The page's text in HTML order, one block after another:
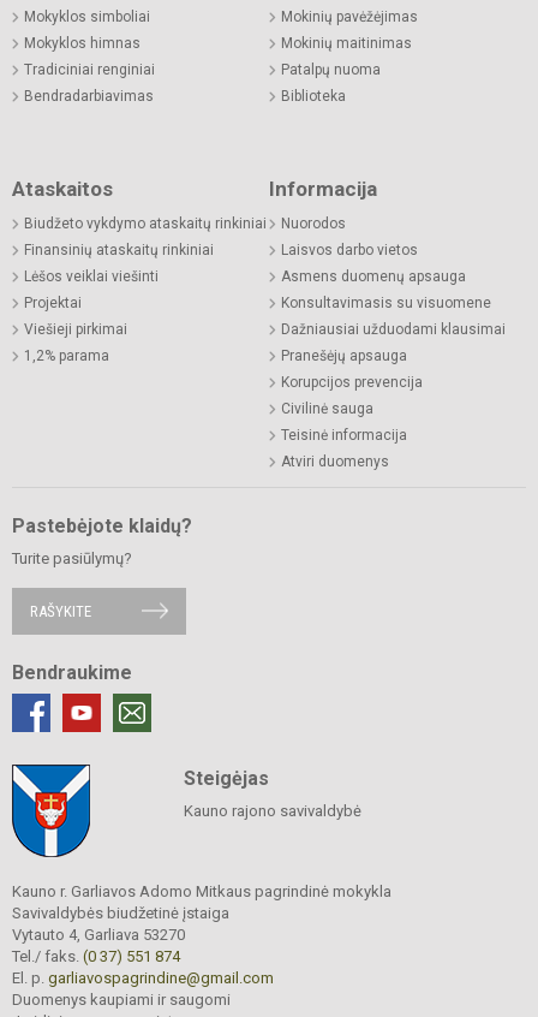
Mokyklos simboliai
Mokyklos himnas
Tradiciniai renginiai
Bendradarbiavimas
Mokinių pavėžėjimas
Mokinių maitinimas
Patalpų nuoma
Biblioteka
Ataskaitos
Biudžeto vykdymo ataskaitų rinkiniai
Finansinių ataskaitų rinkiniai
Lėšos veiklai viešinti
Projektai
Viešieji pirkimai
1,2% parama
Informacija
Nuorodos
Laisvos darbo vietos
Asmens duomenų apsauga
Konsultavimasis su visuomene
Dažniausiai užduodami klausimai
Pranešėjų apsauga
Korupcijos prevencija
Civilinė sauga
Teisinė informacija
Atviri duomenys
Pastebėjote klaidų?
Turite pasiūlymų?
RAŠYKITE
Bendraukime
Steigėjas
Kauno rajono savivaldybė
Kauno r. Garliavos Adomo Mitkaus pagrindinė mokykla
Savivaldybės biudžetinė įstaiga
Vytauto 4, Garliava 53270
Tel./ faks. (0 37) 551 874
El. p. garliavospagrindine@gmail.com
Duomenys kaupiami ir saugomi